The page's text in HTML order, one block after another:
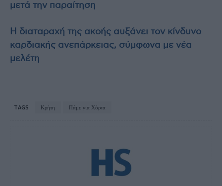
μετά την παραίτηση
Η διαταραχή της ακοής αυξάνει τον κίνδυνο
καρδιακής ανεπάρκειας, σύμφωνα με νέα
μελέτη
TAGS Κρήτη Πάμε για Χόρτα